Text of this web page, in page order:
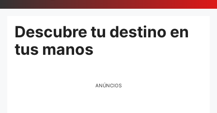
Descubre tu destino en
tus manos
ANÚNCIOS